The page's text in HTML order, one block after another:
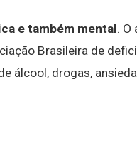
e também mental. O
Brasileira de
álcool, drogas,